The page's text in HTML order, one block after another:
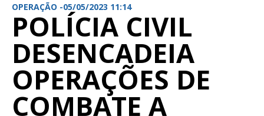
OPERAÇÃO -05/05/2023 11:14
POLÍCIA CIVIL
DESENCADEIA
OPERAÇÕES DE
COMBATE A